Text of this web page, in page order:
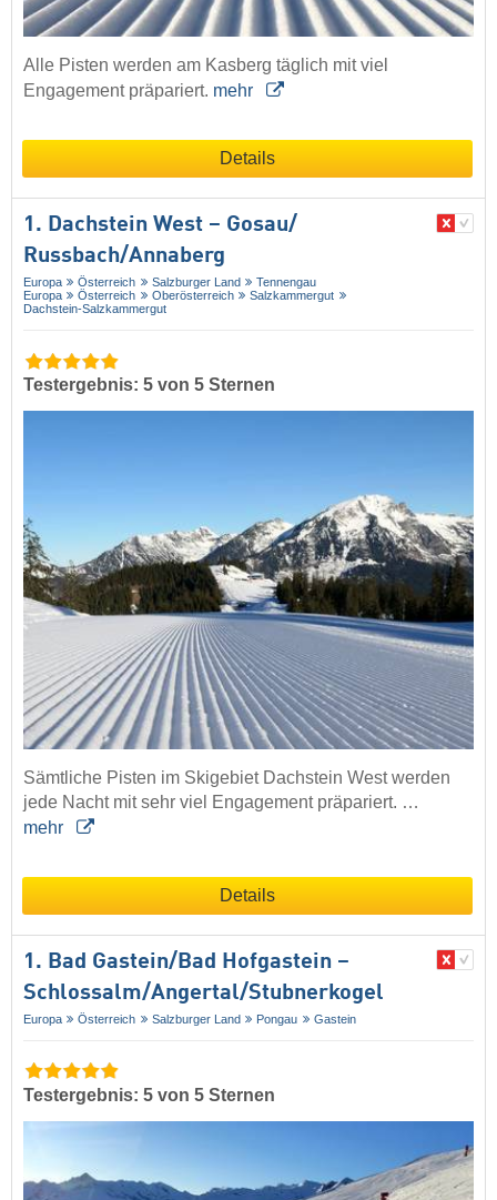
Alle Pisten werden am Kasberg täglich mit viel
Engagement präpariert. mehr
Details
1. Dachstein West – Gosau/​
Russbach/​Annaberg
Europa Österreich Salzburger Land
Tennengau
Europa
Österreich Oberösterreich
Salzkammergut
Dachstein-Salzkammergut
Testergebnis: 5 von 5 Sternen
Sämtliche Pisten im Skigebiet Dachstein West werden
jede Nacht mit sehr viel Engagement präpariert. …
mehr
Details
1. Bad Gastein/​Bad Hofgastein –
Schlossalm/​Angertal/​Stubnerkogel
Europa Österreich Salzburger Land Pongau Gastein
Testergebnis: 5 von 5 Sternen